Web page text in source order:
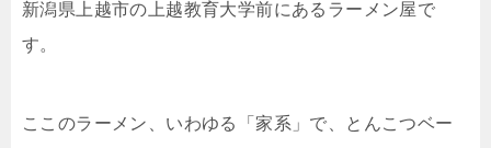
新潟県上越市の上越教育大学前にあるラーメン屋で
す。
ここのラーメン、いわゆる「家系」で、とんこつベー